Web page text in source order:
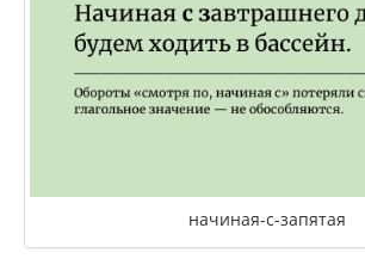
начиная-с-запятая